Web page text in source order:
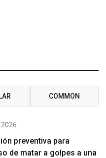
COMMON
preventiva para
de matar a golpes a una